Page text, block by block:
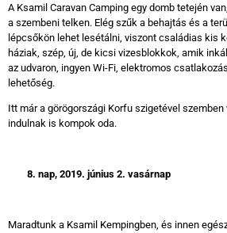
A Ksamil Caravan Camping egy domb tetején
a szembeni telken. Elég szűk a behajtás és a
lépcsőkön lehet lesétálni, viszont családias kis
háziak, szép, új, de kicsi vizesblokkok, amik
az udvaron, ingyen Wi-Fi, elektromos
lehetőség.
Itt már a görögországi Korfu szigetével
indulnak is kompok oda.
8. nap, 2019. június 2. vasárnap
Maradtunk a Ksamil Kempingben, és innen